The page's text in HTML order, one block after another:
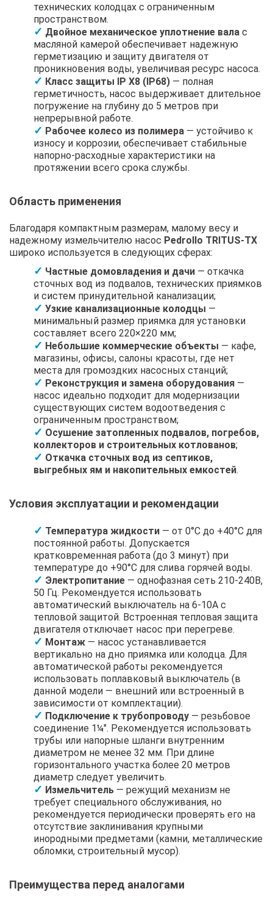
технических колодцах с ограниченным
пространством.
Двойное механическое уплотнение вала с
масляной камерой обеспечивает надежную
герметизацию и защиту двигателя от
проникновения воды, увеличивая ресурс насоса.
Класс защиты IP X8 (IP68) — полная
герметичность, насос выдерживает длительное
погружение на глубину до 5 метров при
непрерывной работе.
Рабочее колесо из полимера — устойчиво к
износу и коррозии, обеспечивает стабильные
напорно-расходные характеристики на
протяжении всего срока службы.
Область применения
Благодаря компактным размерам, малому весу и
надежному измельчителю насос Pedrollo TRITUS-TX
широко используется в следующих сферах:
Частные домовладения и дачи — откачка
сточных вод из подвалов, технических приямков
и систем принудительной канализации;
Узкие канализационные колодцы —
минимальный размер приямка для установки
составляет всего 220×220 мм;
Небольшие коммерческие объекты — кафе,
магазины, офисы, салоны красоты, где нет
места для громоздких насосных станций;
Реконструкция и замена оборудования —
насос идеально подходит для модернизации
существующих систем водоотведения с
ограниченным пространством;
Осушение затопленных подвалов, погребов,
коллекторов и строительных котлованов;
Откачка сточных вод из септиков,
выгребных ям и накопительных емкостей.
Условия эксплуатации и рекомендации
Температура жидкости — от 0°C до +40°C для
постоянной работы. Допускается
кратковременная работа (до 3 минут) при
температуре до +90°C для слива горячей воды.
Электропитание — однофазная сеть 210-240В,
50 Гц. Рекомендуется использовать
автоматический выключатель на 6-10А с
тепловой защитой. Встроенная тепловая защита
двигателя отключает насос при перегреве.
Монтаж — насос устанавливается
вертикально на дно приямка или колодца. Для
автоматической работы рекомендуется
использовать поплавковый выключатель (в
данной модели — внешний или встроенный в
зависимости от комплектации).
Подключение к трубопроводу — резьбовое
соединение 1¼". Рекомендуется использовать
трубы или напорные шланги внутренним
диаметром не менее 32 мм. При длине
горизонтального участка более 20 метров
диаметр следует увеличить.
Измельчитель — режущий механизм не
требует специального обслуживания, но
рекомендуется периодически проверять его на
отсутствие заклинивания крупными
инородными предметами (камни, металлические
обломки, строительный мусор).
Преимущества перед аналогами